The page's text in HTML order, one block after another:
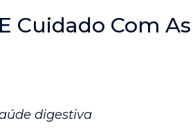
Cuidado Com
digestiva